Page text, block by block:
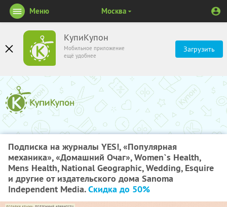
КупиКупон
Мобильное приложение
ещё удобнее
Загрузить
Меню Москва
Подписка на журналы YES!, «Популярная
механика», «Домашний Очаг», Women`s Health,
Mens Health, National Geographic, Wedding, Esquire
и другие от издательского дома Sanoma
Independent Media.Скидка до 50%